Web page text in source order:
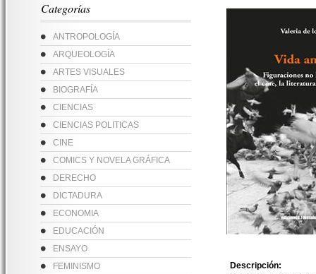
Categorías
ANTROPOLOGÍA
ARQUEOLOGÍA
ARTES VISUALES
BIOGRAFÍA
CIENCIAS
CIENCIAS POLITICAS
CINE
COMICS Y NOVELA GRÁFICA
DERECHO
DICTADURA
ECONOMIA
EDUCACIÓN
ENSAYO
FEMINISMO
Descripción: